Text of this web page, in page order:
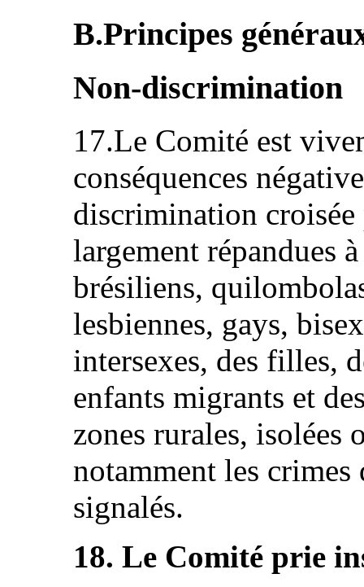
B.Principes
Non-discrimination
17.Le Comité est
conséquences
discrimination croisée
largement répandues
brésiliens,
lesbiennes, gays,
intersexes, des filles,
enfants migrants et
zones rurales, isolées
notamment les
signalés.
18. Le Comité prie